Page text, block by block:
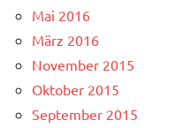
Mai 2016
März 2016
November 2015
Oktober 2015
September 2015